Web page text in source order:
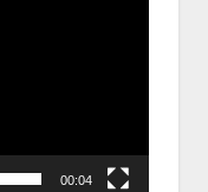
00:04